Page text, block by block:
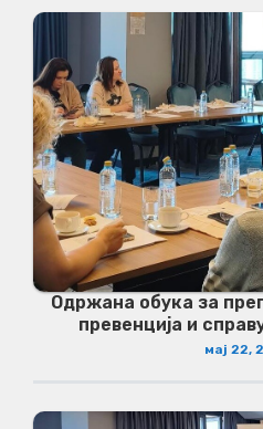
Одржана обука за
превенција и
мај 22,